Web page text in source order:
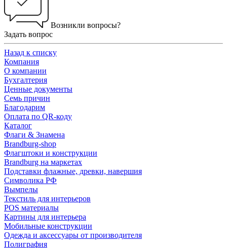
Возникли вопросы?
Задать вопрос
Назад к списку
Компания
О компании
Бухгалтерия
Ценные документы
Семь причин
Благодарим
Оплата по QR-коду
Каталог
Флаги & Знамена
Brandburg-shop
Флагштоки и конструкции
Brandburg на маркетах
Подставки флажные, древки, навершия
Символика РФ
Вымпелы
Текстиль для интерьеров
POS материалы
Картины для интерьера
Мобильные конструкции
Одежда и аксессуары от производителя
Полиграфия